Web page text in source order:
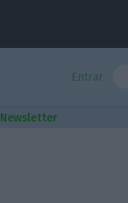
Entrar
Newsletter